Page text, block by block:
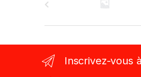
Inscrivez-vous